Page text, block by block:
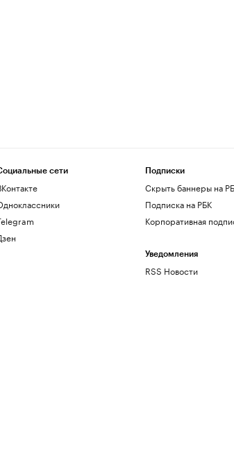
сети Подписки
Скрыть баннеры на
Подписка на РБК
Корпоративная
Уведомления
RSS Новости